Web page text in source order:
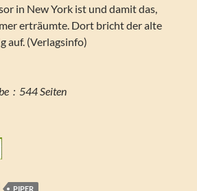
in New York ist und damit das,
erträumte. Dort bricht der alte
auf. (Verlagsinfo)
Gebundene Ausgabe ‏ : ‎ 544 Seiten
PIPER